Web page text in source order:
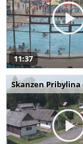
11:37
Skanzen Pribylina